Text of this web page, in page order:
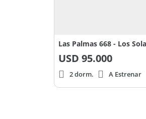
Las Palmas 668 - Los
USD 95.000
2 dorm. A Estrenar